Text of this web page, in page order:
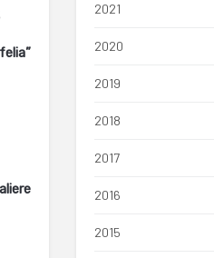
2021
2020
2019
2018
2017
2016
2015